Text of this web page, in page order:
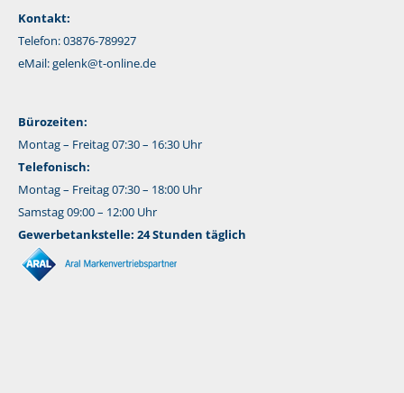
Kontakt:
Telefon: 03876-789927
eMail:gelenk@t-online.de
Bürozeiten:
Montag – Freitag 07:30 – 16:30 Uhr
Telefonisch:
Montag – Freitag 07:30 – 18:00 Uhr
Samstag 09:00 – 12:00 Uhr
Gewerbetankstelle: 24 Stunden täglich